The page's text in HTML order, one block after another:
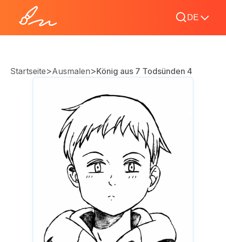
DE
Startseite>Ausmalen>König aus 7 Todsünden 4